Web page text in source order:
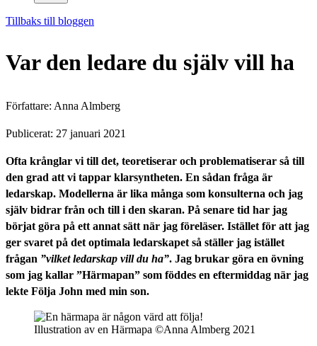
Tillbaks till bloggen
Var den ledare du själv vill ha
Författare: Anna Almberg
Publicerat: 27 januari 2021
Ofta krånglar vi till det, teoretiserar och problematiserar så till
den grad att vi tappar klarsyntheten. En sådan fråga är
ledarskap. Modellerna är lika många som konsulterna och jag
själv bidrar från och till i den skaran. På senare tid har jag
börjat göra på ett annat sätt när jag föreläser. Istället för att jag
ger svaret på det optimala ledarskapet så ställer jag istället
frågan ”vilket ledarskap vill du ha”. Jag brukar göra en övning
som jag kallar ”Härmapan” som föddes en eftermiddag när jag
lekte Följa John med min son.
Illustration av en Härmapa ©Anna Almberg 2021